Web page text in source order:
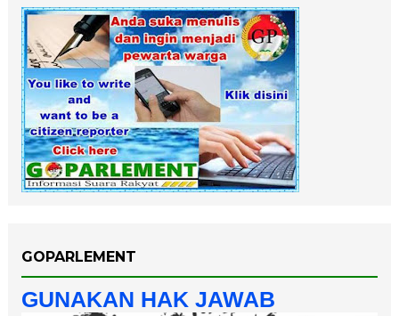
GOPARLEMENT
GUNAKAN HAK JAWAB